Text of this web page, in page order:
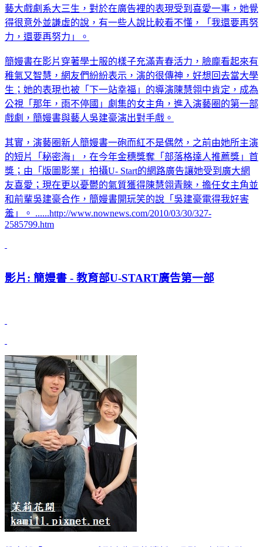
藝大戲劇系大三生，對於在廣告裡的表現受到喜愛一事，她覺
得很意外並謙虛的說，有一些人說比較看不懂，「我還要再努
力，還要再努力」。
簡嫚書在影片穿著學士服的樣子充滿青春活力，臉龐看起來有
稚氣又智慧，網友們紛紛表示，演的很傳神，好想回去當大學
生；她的表現也被「下一站幸福」的導演陳慧翎中肯定，成為
公視「那年，雨不停國」劇集的女主角，進入演藝圈的第一部
戲劇，簡嫚書與藝人吳建豪演出對手戲。
其實，演藝圈新人簡嫚書一砲而紅不是偶然，之前由她所主演
的短片「秘密海」，在今年金穗獎奪「部落格達人推薦獎」首
獎；由「版圖影業」拍攝U- Start的網路廣告讓她受到廣大網
友喜愛；現在更以憂鬱的氣質獲得陳慧翎青睞，擔任女主角並
和前輩吳建豪合作，簡嫚書開玩笑的說「吳建豪電得我好害
羞」。 ......http://www.nownews.com/2010/03/30/327-
2585799.htm
影片: 簡嫚書 - 教育部U-START廣告第一部